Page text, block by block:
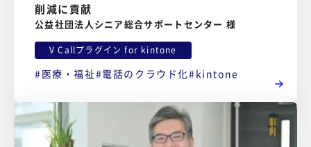
削減に貢献
公益社団法人シニア総合サポートセンター 様
V Callプラグイン for kintone
医療・福祉 電話のクラウド化 kintone